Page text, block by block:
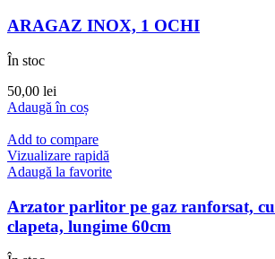
ARAGAZ INOX, 1 OCHI
În stoc
50,00 lei
Adaugă în coș
Add to compare
Vizualizare rapidă
Adaugă la favorite
Arzator parlitor pe gaz ranforsat,
clapeta, lungime 60cm